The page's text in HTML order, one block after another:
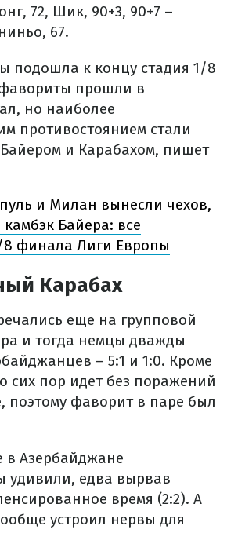
72, Шик, 90+3, 90+7 –
67.
подошла к концу стадия 1/8
прошли в
но наиболее
противостоянием стали
и Карабахом, пишет
и Милан вынесли чехов,
Байера: все
8 финала Лиги Европы
Карабах
еще на групповой
и тогда немцы дважды
– 5:1 и 1:0. Кроме
сих пор идет без поражений
поэтому фаворит в паре был
в Азербайджане
удивили, едва вырвав
время (2:2). А
устроил нервы для